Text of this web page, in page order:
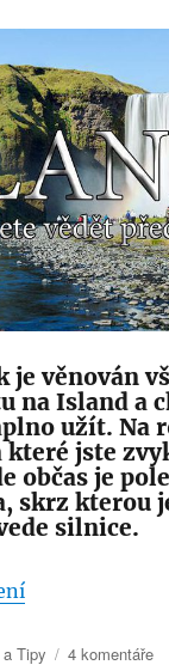
je věnován
na Island a
užít. Na
které jste
občas je
skrz kterou
silnice.
„vše o cestě
Tipy 4 komentářeu